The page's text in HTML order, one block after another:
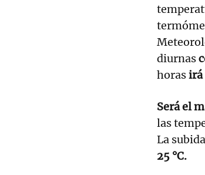
diurnas
horasirá
Será el
las
La
25 °C.